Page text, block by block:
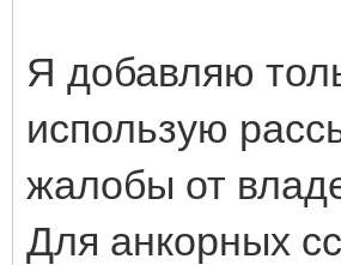
Я добавляю
использую
жалобы от
Для анкорных